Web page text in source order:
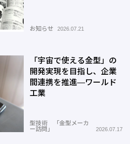
お知らせ 2026.07.21
「宇宙で使える金型」の
開発実現を目指し、企業
間連携を推進―ワールド
工業
型技術 「金型メーカ
ー訪問」
2026.07.17